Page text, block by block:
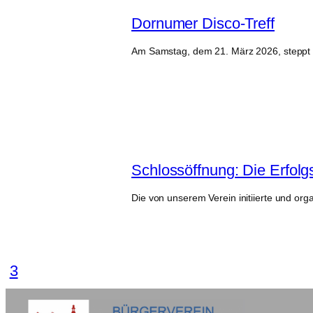
Dornumer Disco-Treff
Am Samstag, dem 21. März 2026, steppt
Schlossöffnung: Die
Die von unserem Verein initiierte und
3